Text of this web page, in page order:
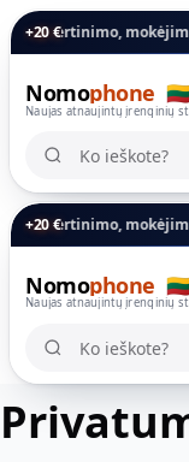
+20 €
mokėjimas per mažiau
Nomophone
Naujas atnaujintų įrenginių
Ko ieškote?Ko ieškote?
+20 €
mokėjimas per mažiau
Nomophone
Naujas atnaujintų įrenginių
Ko ieškote?Ko ieškote?